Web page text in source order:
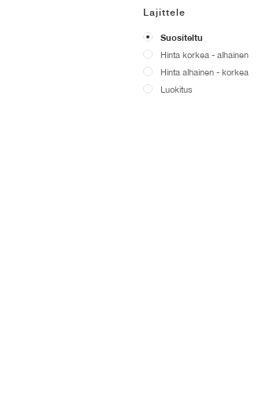
Lajittele
Suositeltu
Hinta korkea - alhainen
Hinta alhainen - korkea
Luokitus